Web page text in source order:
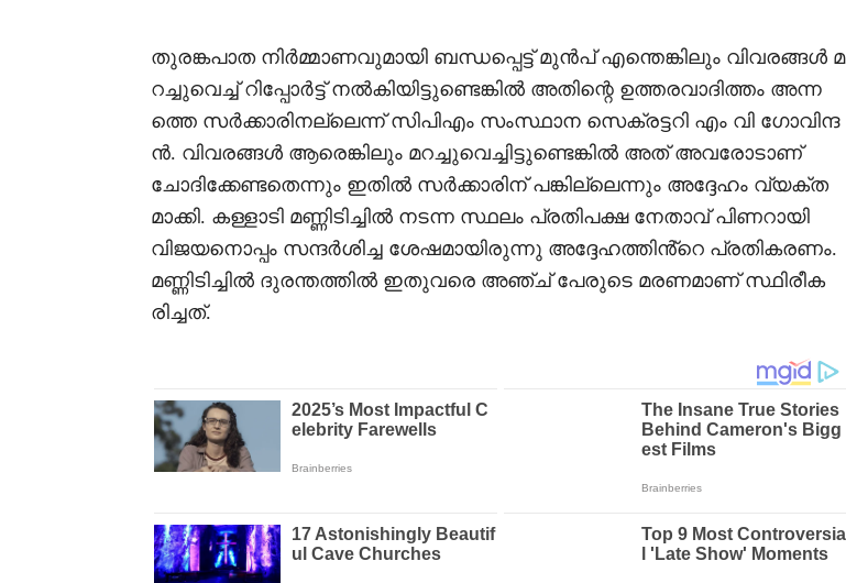
തുരങ്കപാത നിർമ്മാണവുമായി ബന്ധപ്പെട്ട് മുൻപ് എന്തെങ്കിലും വിവരങ്ങൾ മ
റച്ചുവെച്ച് റിപ്പോർട്ട് നൽകിയിട്ടുണ്ടെങ്കിൽ അതിന്റെ ഉത്തരവാദിത്തം അന്ന
ത്തെ സർക്കാരിനല്ലെന്ന് സിപിഎം സംസ്ഥാന സെക്രട്ടറി എം വി ഗോവിന്ദ
ൻ. വിവരങ്ങൾ ആരെങ്കിലും മറച്ചുവെച്ചിട്ടുണ്ടെങ്കിൽ അത് അവരോടാണ്
ചോദിക്കേണ്ടതെന്നും ഇതിൽ സർക്കാരിന് പങ്കില്ലെന്നും അദ്ദേഹം വ്യക്ത
മാക്കി. കള്ളാടി മണ്ണിടിച്ചിൽ നടന്ന സ്ഥലം പ്രതിപക്ഷ നേതാവ് പിണറായി
വിജയനൊപ്പം സന്ദർശിച്ച ശേഷമായിരുന്നു അദ്ദേഹത്തിൻ്റെ പ്രതികരണം.
മണ്ണിടിച്ചിൽ ദുരന്തത്തിൽ ഇതുവരെ അഞ്ച് പേരുടെ മരണമാണ് സ്ഥിരീക
രിച്ചത്.